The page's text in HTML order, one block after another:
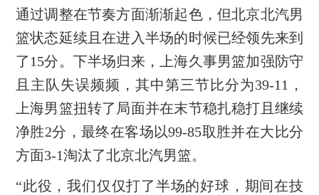
通过调整在节奏方面渐渐起色，但北京北汽男
篮状态延续且在进入半场的时候已经领先来到
了15分。下半场归来，上海久事男篮加强防守
且主队失误频频，其中第三节比分为39-11，
上海男篮扭转了局面并在末节稳扎稳打且继续
净胜2分，最终在客场以99-85取胜并在大比分
方面3-1淘汰了北京北汽男篮。
“此役，我们仅仅打了半场的好球，期间在技